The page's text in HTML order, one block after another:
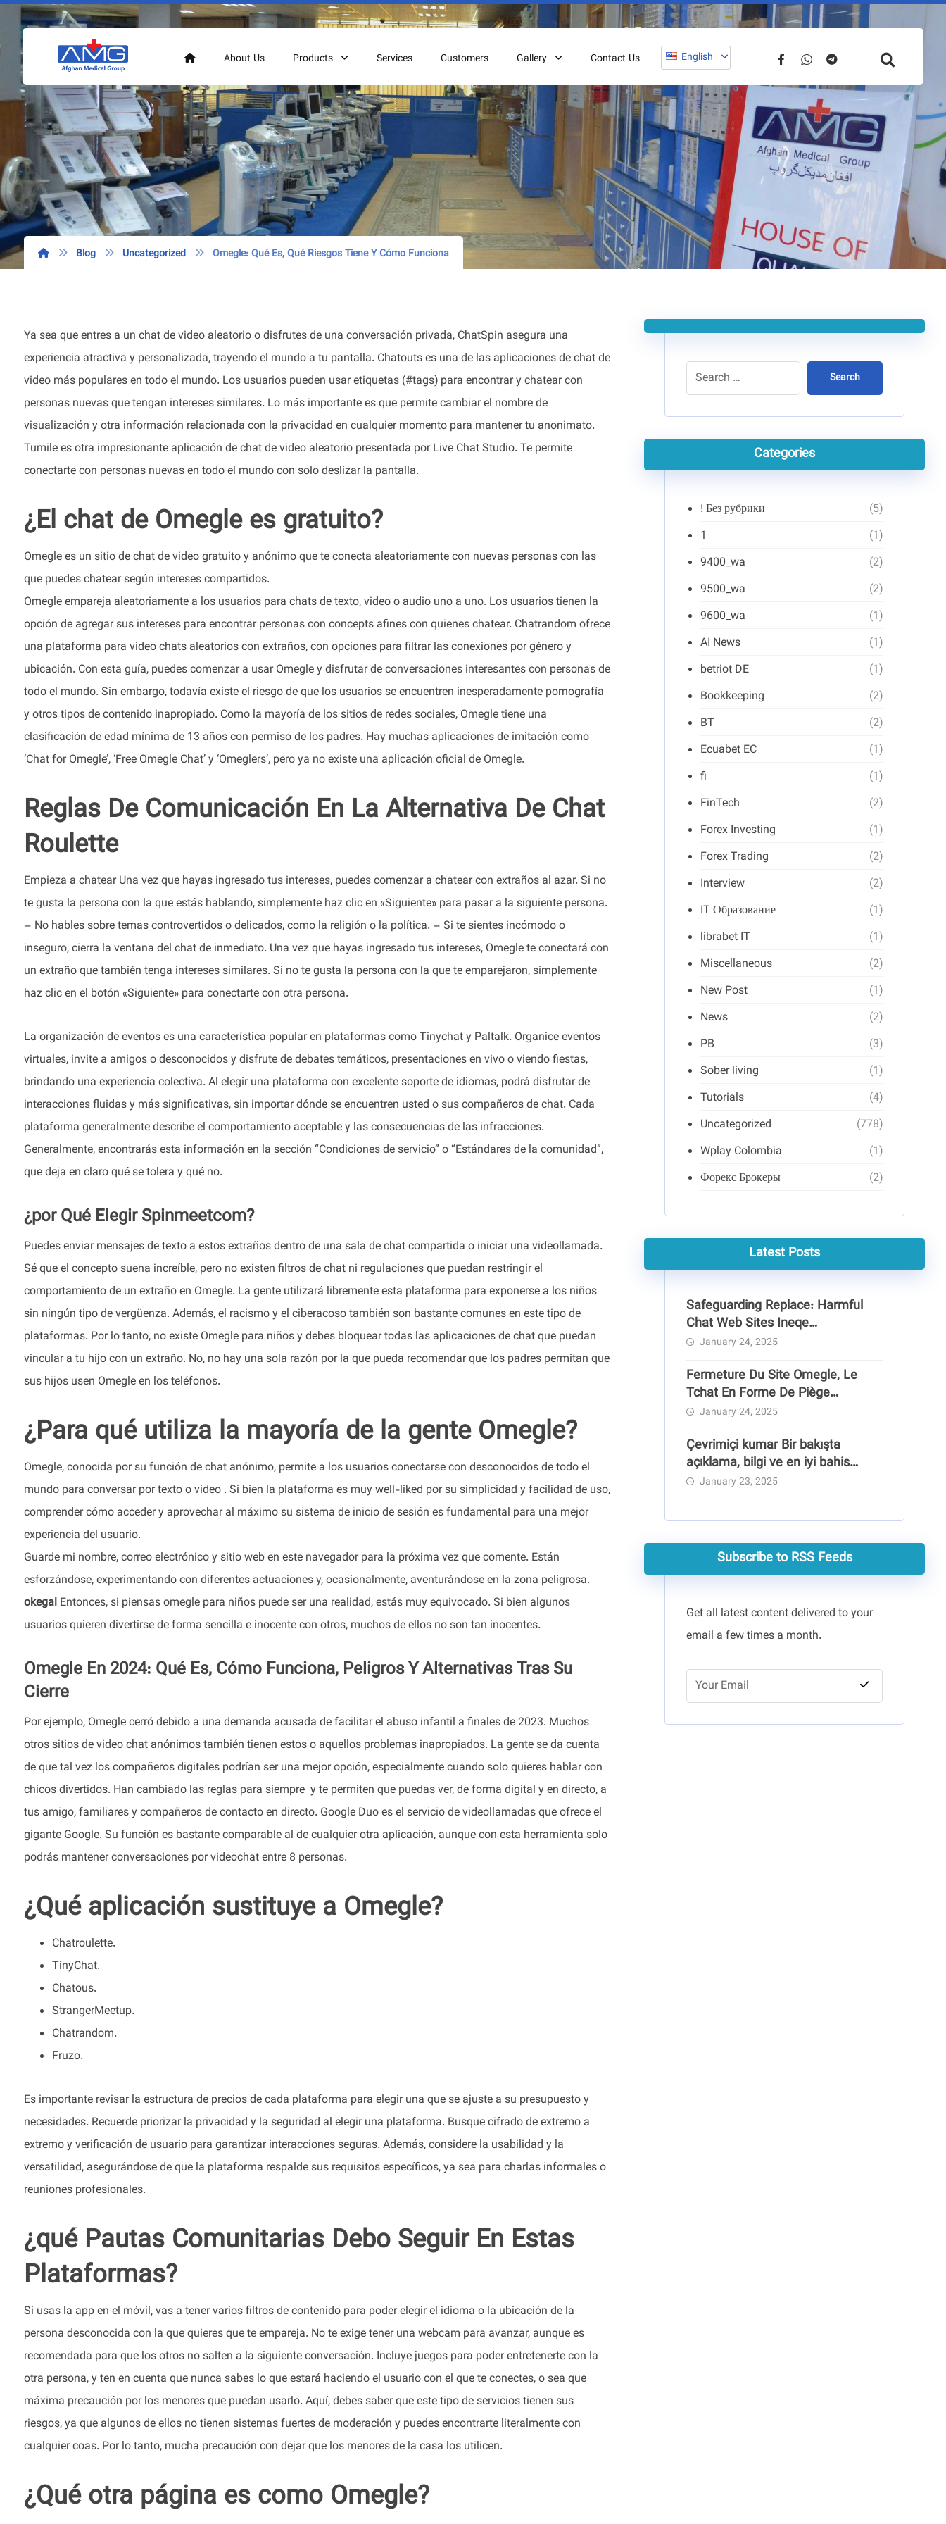
About Us Products Services Customers Gallery Contact Us English
Blog Uncategorized Omegle: Qué Es, Qué Riesgos Tiene Y Cómo Funciona
Ya sea que entres a un chat de video aleatorio o disfrutes de una conversación privada, ChatSpin asegura una
experiencia atractiva y personalizada, trayendo el mundo a tu pantalla. Chatouts es una de las aplicaciones de chat de
video más populares en todo el mundo. Los usuarios pueden usar etiquetas (#tags) para encontrar y chatear con
personas nuevas que tengan intereses similares. Lo más importante es que permite cambiar el nombre de
visualización y otra información relacionada con la privacidad en cualquier momento para mantener tu anonimato.
Tumile es otra impresionante aplicación de chat de video aleatorio presentada por Live Chat Studio. Te permite
conectarte con personas nuevas en todo el mundo con solo deslizar la pantalla.
¿El chat de Omegle es gratuito?
Omegle es un sitio de chat de video gratuito y anónimo que te conecta aleatoriamente con nuevas personas con las
que puedes chatear según intereses compartidos.
Omegle empareja aleatoriamente a los usuarios para chats de texto, video o audio uno a uno. Los usuarios tienen la
opción de agregar sus intereses para encontrar personas con concepts afines con quienes chatear. Chatrandom ofrece
una plataforma para video chats aleatorios con extraños, con opciones para filtrar las conexiones por género y
ubicación. Con esta guía, puedes comenzar a usar Omegle y disfrutar de conversaciones interesantes con personas de
todo el mundo. Sin embargo, todavía existe el riesgo de que los usuarios se encuentren inesperadamente pornografía
y otros tipos de contenido inapropiado. Como la mayoría de los sitios de redes sociales, Omegle tiene una
clasificación de edad mínima de 13 años con permiso de los padres. Hay muchas aplicaciones de imitación como
‘Chat for Omegle’, ‘Free Omegle Chat’ y ‘Omeglers’, pero ya no existe una aplicación oficial de Omegle.
Reglas De Comunicación En La Alternativa De Chat
Roulette
Empieza a chatear Una vez que hayas ingresado tus intereses, puedes comenzar a chatear con extraños al azar. Si no
te gusta la persona con la que estás hablando, simplemente haz clic en «Siguiente» para pasar a la siguiente persona.
– No hables sobre temas controvertidos o delicados, como la religión o la política. – Si te sientes incómodo o
inseguro, cierra la ventana del chat de inmediato. Una vez que hayas ingresado tus intereses, Omegle te conectará con
un extraño que también tenga intereses similares. Si no te gusta la persona con la que te emparejaron, simplemente
haz clic en el botón «Siguiente» para conectarte con otra persona.
La organización de eventos es una característica popular en plataformas como Tinychat y Paltalk. Organice eventos
virtuales, invite a amigos o desconocidos y disfrute de debates temáticos, presentaciones en vivo o viendo fiestas,
brindando una experiencia colectiva. Al elegir una plataforma con excelente soporte de idiomas, podrá disfrutar de
interacciones fluidas y más significativas, sin importar dónde se encuentren usted o sus compañeros de chat. Cada
plataforma generalmente describe el comportamiento aceptable y las consecuencias de las infracciones.
Generalmente, encontrarás esta información en la sección “Condiciones de servicio” o “Estándares de la comunidad”,
que deja en claro qué se tolera y qué no.
¿por Qué Elegir Spinmeetcom?
Puedes enviar mensajes de texto a estos extraños dentro de una sala de chat compartida o iniciar una videollamada.
Sé que el concepto suena increíble, pero no existen filtros de chat ni regulaciones que puedan restringir el
comportamiento de un extraño en Omegle. La gente utilizará libremente esta plataforma para exponerse a los niños
sin ningún tipo de vergüenza. Además, el racismo y el ciberacoso también son bastante comunes en este tipo de
plataformas. Por lo tanto, no existe Omegle para niños y debes bloquear todas las aplicaciones de chat que puedan
vincular a tu hijo con un extraño. No, no hay una sola razón por la que pueda recomendar que los padres permitan que
sus hijos usen Omegle en los teléfonos.
¿Para qué utiliza la mayoría de la gente Omegle?
Omegle, conocida por su función de chat anónimo, permite a los usuarios conectarse con desconocidos de todo el
mundo para conversar por texto o video . Si bien la plataforma es muy well-liked por su simplicidad y facilidad de uso,
comprender cómo acceder y aprovechar al máximo su sistema de inicio de sesión es fundamental para una mejor
experiencia del usuario.
Guarde mi nombre, correo electrónico y sitio web en este navegador para la próxima vez que comente. Están
esforzándose, experimentando con diferentes actuaciones y, ocasionalmente, aventurándose en la zona peligrosa.
okegalEntonces, si piensas omegle para niños puede ser una realidad, estás muy equivocado. Si bien algunos
usuarios quieren divertirse de forma sencilla e inocente con otros, muchos de ellos no son tan inocentes.
Omegle En 2024: Qué Es, Cómo Funciona, Peligros Y Alternativas Tras Su
Cierre
Por ejemplo, Omegle cerró debido a una demanda acusada de facilitar el abuso infantil a finales de 2023. Muchos
otros sitios de video chat anónimos también tienen estos o aquellos problemas inapropiados. La gente se da cuenta
de que tal vez los compañeros digitales podrían ser una mejor opción, especialmente cuando solo quieres hablar con
chicos divertidos. Han cambiado las reglas para siempre y te permiten que puedas ver, de forma digital y en directo, a
tus amigo, familiares y compañeros de contacto en directo. Google Duo es el servicio de videollamadas que ofrece el
gigante Google. Su función es bastante comparable al de cualquier otra aplicación, aunque con esta herramienta solo
podrás mantener conversaciones por videochat entre 8 personas.
¿Qué aplicación sustituye a Omegle?
Chatroulette.
TinyChat.
Chatous.
StrangerMeetup.
Chatrandom.
Fruzo.
Es importante revisar la estructura de precios de cada plataforma para elegir una que se ajuste a su presupuesto y
necesidades. Recuerde priorizar la privacidad y la seguridad al elegir una plataforma. Busque cifrado de extremo a
extremo y verificación de usuario para garantizar interacciones seguras. Además, considere la usabilidad y la
versatilidad, asegurándose de que la plataforma respalde sus requisitos específicos, ya sea para charlas informales o
reuniones profesionales.
¿qué Pautas Comunitarias Debo Seguir En Estas
Plataformas?
Si usas la app en el móvil, vas a tener varios filtros de contenido para poder elegir el idioma o la ubicación de la
persona desconocida con la que quieres que te empareja. No te exige tener una webcam para avanzar, aunque es
recomendada para que los otros no salten a la siguiente conversación. Incluye juegos para poder entretenerte con la
otra persona, y ten en cuenta que nunca sabes lo que estará haciendo el usuario con el que te conectes, o sea que
máxima precaución por los menores que puedan usarlo. Aquí, debes saber que este tipo de servicios tienen sus
riesgos, ya que algunos de ellos no tienen sistemas fuertes de moderación y puedes encontrarte literalmente con
cualquier coas. Por lo tanto, mucha precaución con dejar que los menores de la casa los utilicen.
¿Qué otra página es como Omegle?
Search
Categories
! Без рубрики
(5)
1
(1)
9400_wa
(2)
9500_wa
(2)
9600_wa
(1)
AI News
(1)
betriot DE
(1)
Bookkeeping
(2)
BT
(2)
Ecuabet EC
(1)
fi
(1)
FinTech
(2)
Forex Investing
(1)
Forex Trading
(2)
Interview
(2)
IT Образование
(1)
librabet IT
(1)
Miscellaneous
(2)
New Post
(1)
News
(2)
PB
(3)
Sober living
(1)
Tutorials
(4)
Uncategorized
(778)
Wplay Colombia
(1)
Форекс Брокеры
(2)
Latest Posts
Safeguarding Replace: Harmful
Chat Web Sites Ineqe
Safeguarding Group
January 24, 2025
Fermeture Du Site Omegle, Le
Tchat En Forme De Piège
Pédocriminel
January 24, 2025
Çevrimiçi kumar Bir bakışta
açıklama, bilgi ve en iyi bahis
siteleri
January 23, 2025
Subscribe to RSS Feeds
Get all latest content delivered to your
email a few times a month.